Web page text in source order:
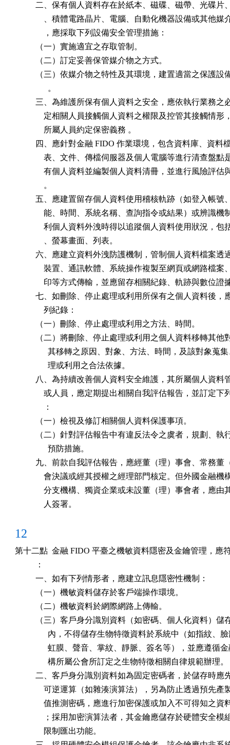
二、保有個人資料存在於紙本、磁碟、磁帶、光碟片
、積體電路晶片、電腦、自動化機器設備或其他媒
              ，應採取下列設備安全管理措施：
          （一）實施適宜之存取管制。
          （二）訂定妥善保管媒介物之方式。
（三）依媒介物之特性及其環境，建置適當之保護設
                。
三、為維護所保有個人資料之安全，應依執行業務之
定相關人員接觸個人資料之權限及控管其接觸情形
              所屬人員約定保密義務 。
四、應針對金融 FIDO 作業環境，包含資料庫、資料
表、文件、傳檔伺服器及個人電腦等進行清查盤點
有個人資料並編製個人資料清冊，並進行風險評估
              。
五、應建置留存個人資料使用稽核軌跡（如登入帳號
能、時間、系統名稱、查詢指令或結果）或辨識機
利個人資料外洩時得以追蹤個人資料使用狀況，包
              、螢幕畫面、列表。
六、應建立資料外洩防護機制，管制個人資料檔案透
裝置、通訊軟體、系統操作複製至網頁或網路檔案
印等方式傳輸，並應留存相關紀錄、軌跡與數位證
七、如刪除、停止處理或利用所保有之個人資料後，
              列紀錄：
          （一）刪除、停止處理或利用之方法、時間。
（二）將刪除、停止處理或利用之個人資料移轉其他
其移轉之原因、對象、方法、時間，及該對象蒐
                理或利用之合法依據。
八、為持續改善個人資料安全維護，其所屬個人資料
或人員，應定期提出相關自我評估報告，並訂定下
              ：
          （一）檢視及修訂相關個人資料保護事項。
（二）針對評估報告中有違反法令之虞者，規劃、執
                預防措施。
九、前款自我評估報告，應經董（理）事會、常務董
會決議或經其授權之經理部門核定。但外國金融機
分支機構、獨資企業或未設董（理）事會者，應由
              人簽署。
12
第十二點  金融 FIDO 平臺之機敏資料隱密及金鑰管理，應
          ：
          一、如有下列情形者，應建立訊息隱密性機制：
          （一）機敏資料儲存於客戶端操作環境。
          （二）機敏資料於網際網路上傳輸。
（三）客戶身分識別資料（如密碼、個人化資料）儲
內，不得儲存生物特徵資料於系統中（如指紋、
虹膜、聲音、掌紋、靜脈、簽名等），並應遵循
                構所屬公會所訂定之生物特徵相關自律規範辦理。
二、客戶身分識別資料如為固定密碼者，於儲存時應
可逆運算（如雜湊演算法），另為防止透過預先產
值推測密碼，應進行加密保護或加入不可得知之資
；採用加密演算法者，其金鑰應儲存於硬體安全模
              限制匯出功能。